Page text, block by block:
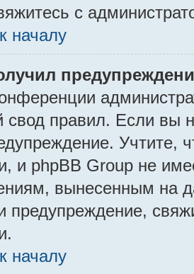
с
началу
свод правил. Если вы
Учтите,
и phpBB Group не
вынесенным на
предупреждение,
началу